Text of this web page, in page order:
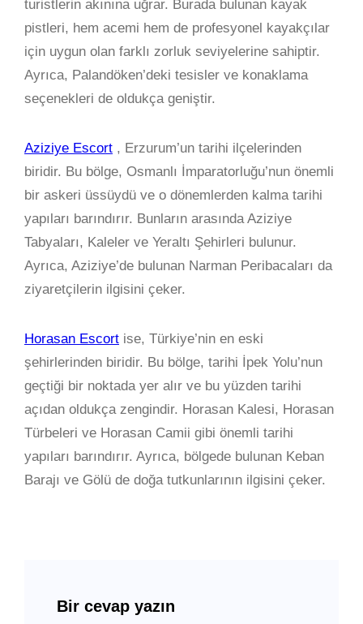
turistlerin akınına uğrar. Burada bulunan kayak
pistleri, hem acemi hem de profesyonel kayakçılar
için uygun olan farklı zorluk seviyelerine sahiptir.
Ayrıca, Palandöken’deki tesisler ve konaklama
seçenekleri de oldukça geniştir.
Aziziye Escort , Erzurum’un tarihi ilçelerinden
biridir. Bu bölge, Osmanlı İmparatorluğu’nun önemli
bir askeri üssüydü ve o dönemlerden kalma tarihi
yapıları barındırır. Bunların arasında Aziziye
Tabyaları, Kaleler ve Yeraltı Şehirleri bulunur.
Ayrıca, Aziziye’de bulunan Narman Peribacaları da
ziyaretçilerin ilgisini çeker.
Horasan Escort ise, Türkiye’nin en eski
şehirlerinden biridir. Bu bölge, tarihi İpek Yolu’nun
geçtiği bir noktada yer alır ve bu yüzden tarihi
açıdan oldukça zengindir. Horasan Kalesi, Horasan
Türbeleri ve Horasan Camii gibi önemli tarihi
yapıları barındırır. Ayrıca, bölgede bulunan Keban
Barajı ve Gölü de doğa tutkunlarının ilgisini çeker.
Bir cevap yazın